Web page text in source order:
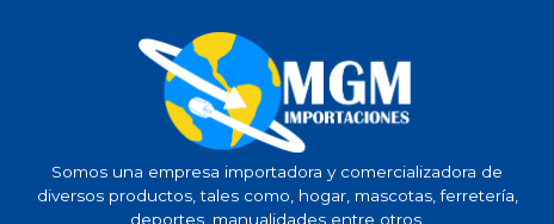
Somos una empresa importadora y comercializadora de
diversos productos, tales como, hogar, mascotas, ferretería,
deportes, manualidades entre otros.